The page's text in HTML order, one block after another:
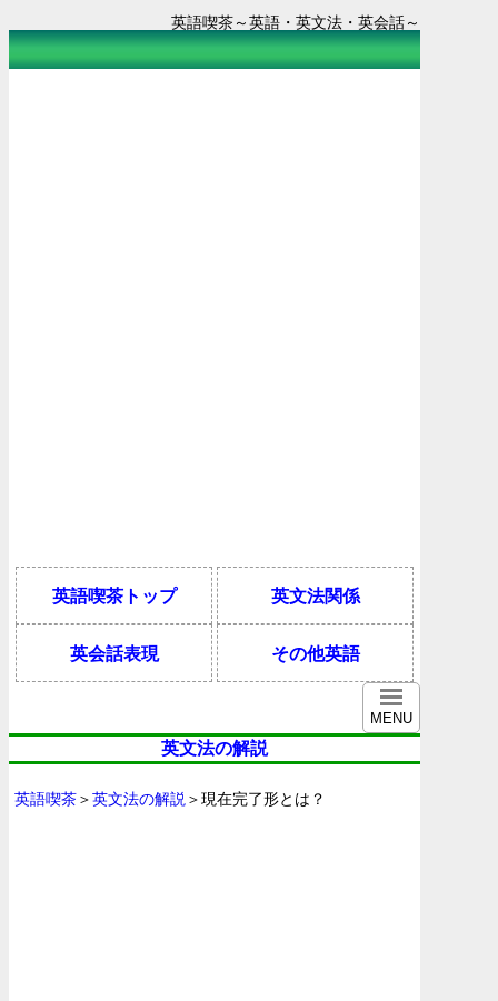
英語喫茶～英語・英文法・英会話～
英語喫茶トップ 英文法関係
英会話表現 その他英語
MENU
英文法の解説
英語喫茶＞英文法の解説 ＞現在完了形とは？